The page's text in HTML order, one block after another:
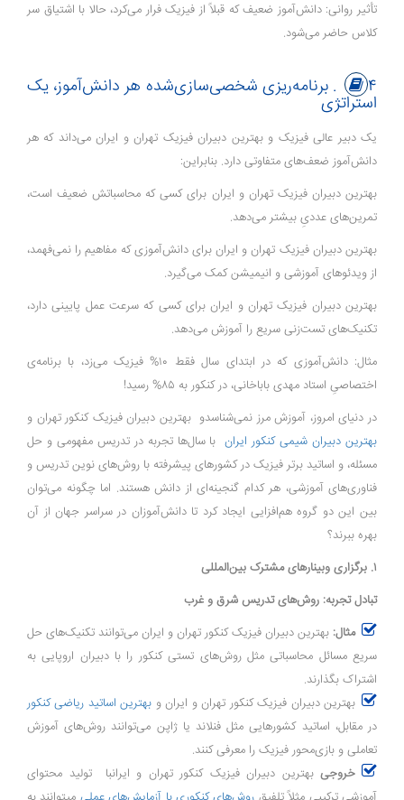
تأثیر روانی: دانش‌آموز ضعیف که قبلاً از فیزیک فرار می‌کرد، حالا با اشتیاق سر
کلاس حاضر می‌شود.
۴. برنامه‌ریزی شخصی‌سازی‌شده هر دانش‌آموز، یک
استراتژی
یک دبیر عالی فیزیک و بهترین دبیران فیزیک تهران و ایران می‌داند که هر
دانش‌آموز ضعف‌های متفاوتی دارد. بنابراین:
بهترین دبیران فیزیک تهران و ایران برای کسی که محاسباتش ضعیف است،
تمرین‌های عددیِ بیشتر می‌دهد.
بهترین دبیران فیزیک تهران و ایران برای دانش‌آموزی که مفاهیم را نمی‌فهمد،
از ویدئوهای آموزشی و انیمیشن کمک می‌گیرد.
بهترین دبیران فیزیک تهران و ایران برای کسی که سرعت عمل پایینی دارد،
تکنیک‌های تست‌زنی سریع را آموزش می‌دهد.
مثال: دانش‌آموزی که در ابتدای سال فقط ۱۰% فیزیک می‌زد، با برنامه‌ی
اختصاصیِ استاد مهدی باباخانی، در کنکور به ۸۵% رسید!
در دنیای امروز، آموزش مرز نمی‌شناسدو بهترین دبیران فیزیک کنکور تهران و
بهترین دبیران شیمی کنکور ایران با سال‌ها تجربه در تدریس مفهومی و حل
مسئله، و اساتید برتر فیزیک در کشورهای پیشرفته با روش‌های نوین تدریس و
فناوری‌های آموزشی، هر کدام گنجینه‌ای از دانش هستند. اما چگونه می‌توان
بین این دو گروه هم‌افزایی ایجاد کرد تا دانش‌آموزان در سراسر جهان از آن
بهره ببرند؟
۱. برگزاری وبینارهای مشترک بین‌المللی
تبادل تجربه: روش‌های تدریس شرق و غرب
مثال: بهترین دبیران فیزیک کنکور تهران و ایران می‌توانند تکنیک‌های حل
سریع مسائل محاسباتی مثل روش‌های تستی کنکور را با دبیران اروپایی به
اشتراک بگذارند.
بهترین دبیران فیزیک کنکور تهران و ایران و بهترین اساتید ریاضی کنکور
در مقابل، اساتید کشورهایی مثل فنلاند یا ژاپن می‌توانند روش‌های آموزش
تعاملی و بازی‌محور فیزیک را معرفی کنند.
خروجی بهترین دبیران فیزیک کنکور تهران و ایرانبا تولید محتوای